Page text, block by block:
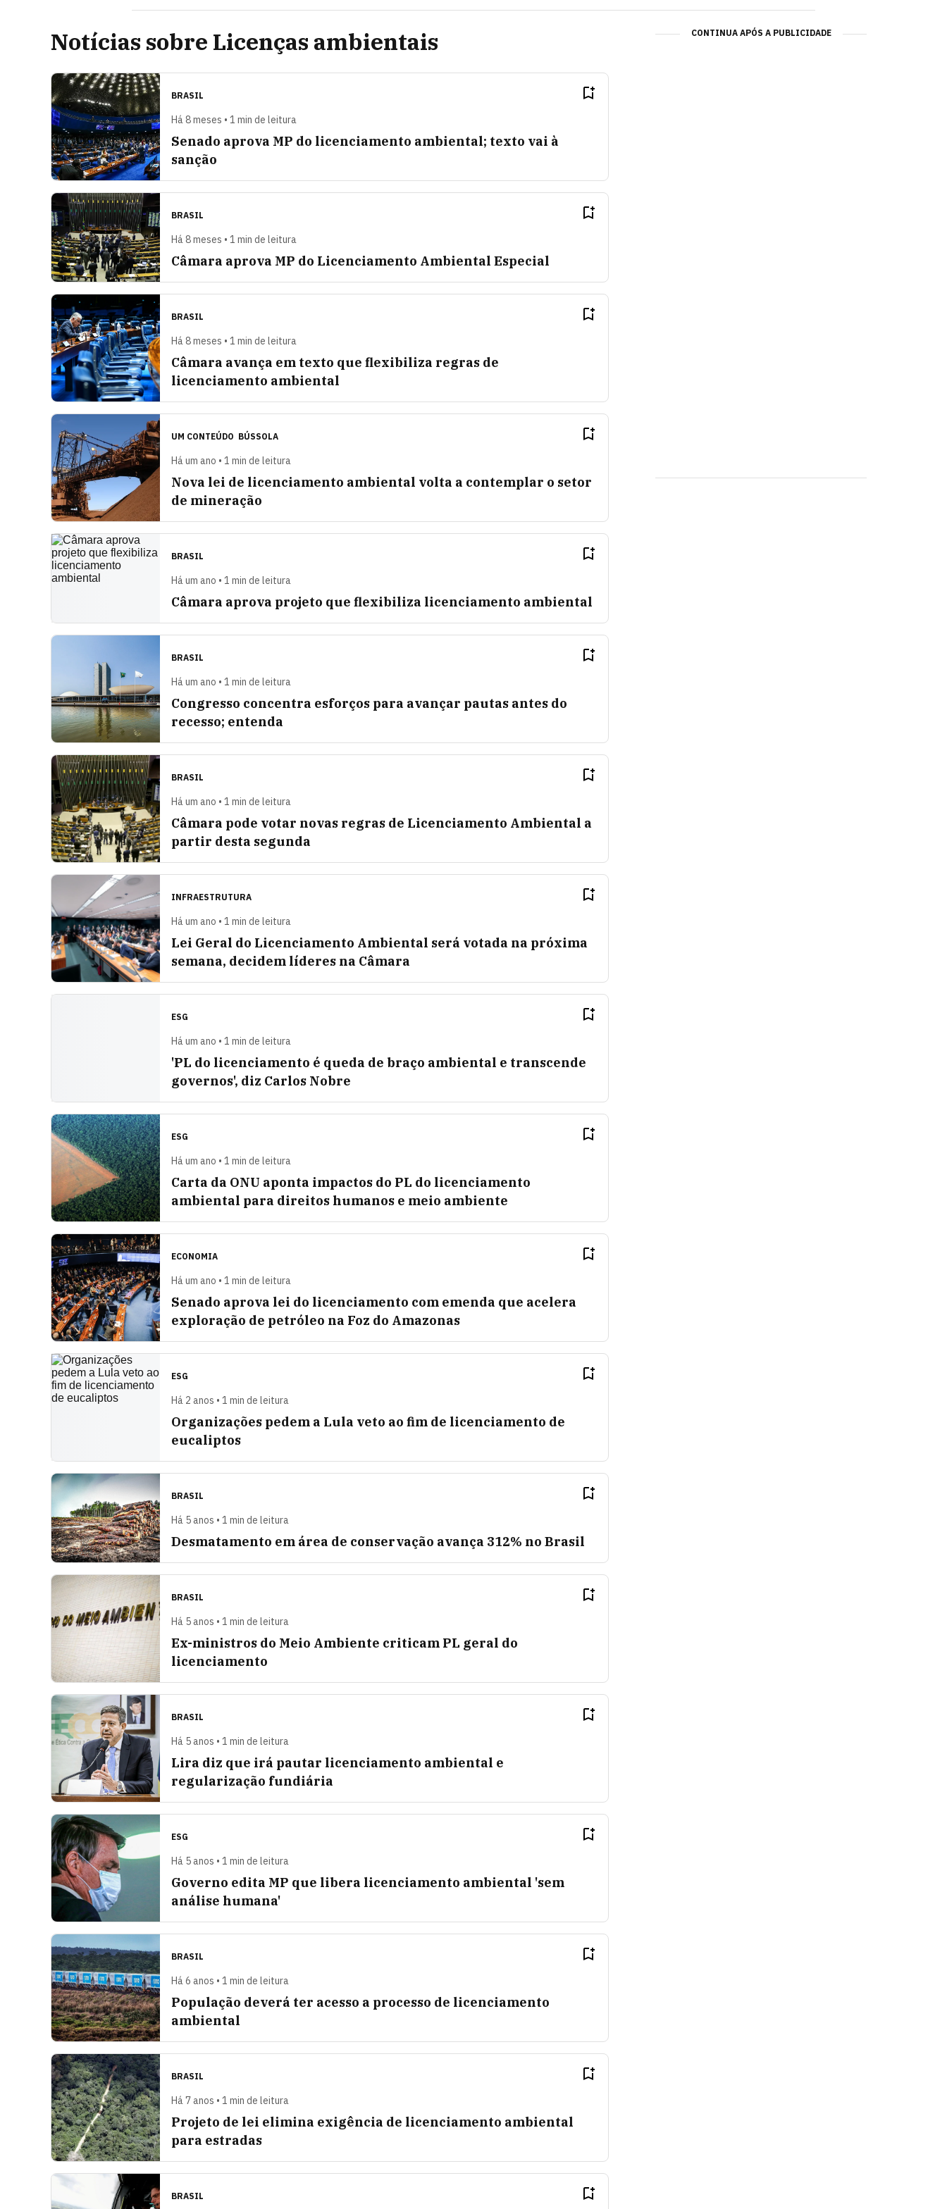
Notícias sobre Licenças ambientais
BRASIL
Há 8 meses • 1 min de leitura
Senado aprova MP do licenciamento ambiental; texto vai à
sanção
BRASIL
Há 8 meses • 1 min de leitura
Câmara aprova MP do Licenciamento Ambiental Especial
BRASIL
Há 8 meses • 1 min de leitura
Câmara avança em texto que flexibiliza regras de
licenciamento ambiental
UM CONTEÚDO BÚSSOLA
Há um ano • 1 min de leitura
Nova lei de licenciamento ambiental volta a contemplar o setor
de mineração
BRASIL
Há um ano • 1 min de leitura
Câmara aprova projeto que flexibiliza licenciamento ambiental
BRASIL
Há um ano • 1 min de leitura
Congresso concentra esforços para avançar pautas antes do
recesso; entenda
BRASIL
Há um ano • 1 min de leitura
Câmara pode votar novas regras de Licenciamento Ambiental a
partir desta segunda
INFRAESTRUTURA
Há um ano • 1 min de leitura
Lei Geral do Licenciamento Ambiental será votada na próxima
semana, decidem líderes na Câmara
ESG
Há um ano • 1 min de leitura
'PL do licenciamento é queda de braço ambiental e transcende
governos', diz Carlos Nobre
ESG
Há um ano • 1 min de leitura
Carta da ONU aponta impactos do PL do licenciamento
ambiental para direitos humanos e meio ambiente
ECONOMIA
Há um ano • 1 min de leitura
Senado aprova lei do licenciamento com emenda que acelera
exploração de petróleo na Foz do Amazonas
ESG
Há 2 anos • 1 min de leitura
Organizações pedem a Lula veto ao fim de licenciamento de
eucaliptos
BRASIL
Há 5 anos • 1 min de leitura
Desmatamento em área de conservação avança 312% no Brasil
BRASIL
Há 5 anos • 1 min de leitura
Ex-ministros do Meio Ambiente criticam PL geral do
licenciamento
BRASIL
Há 5 anos • 1 min de leitura
Lira diz que irá pautar licenciamento ambiental e
regularização fundiária
ESG
Há 5 anos • 1 min de leitura
Governo edita MP que libera licenciamento ambiental 'sem
análise humana'
BRASIL
Há 6 anos • 1 min de leitura
População deverá ter acesso a processo de licenciamento
ambiental
BRASIL
Há 7 anos • 1 min de leitura
Projeto de lei elimina exigência de licenciamento ambiental
para estradas
BRASIL
CONTINUA APÓS A PUBLICIDADE